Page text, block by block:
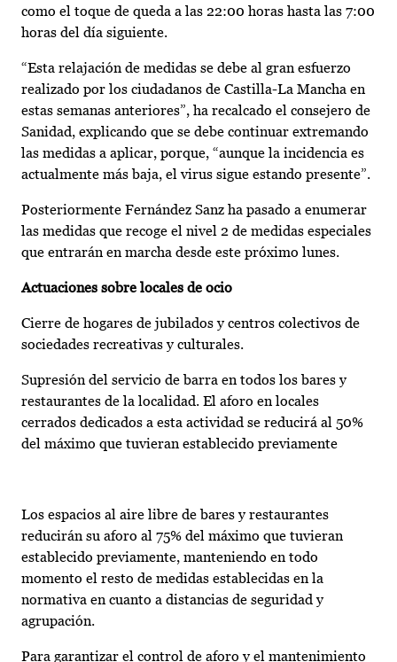
como el toque de queda a las 22:00 horas hasta las 7:00
horas del día siguiente.
“Esta relajación de medidas se debe al gran esfuerzo
realizado por los ciudadanos de Castilla-La Mancha en
estas semanas anteriores”, ha recalcado el consejero de
Sanidad, explicando que se debe continuar extremando
las medidas a aplicar, porque, “aunque la incidencia es
actualmente más baja, el virus sigue estando presente”.
Posteriormente Fernández Sanz ha pasado a enumerar
las medidas que recoge el nivel 2 de medidas especiales
que entrarán en marcha desde este próximo lunes.
Actuaciones sobre locales de ocio
Cierre de hogares de jubilados y centros colectivos de
sociedades recreativas y culturales.
Supresión del servicio de barra en todos los bares y
restaurantes de la localidad. El aforo en locales
cerrados dedicados a esta actividad se reducirá al 50%
del máximo que tuvieran establecido previamente
Los espacios al aire libre de bares y restaurantes
reducirán su aforo al 75% del máximo que tuvieran
establecido previamente, manteniendo en todo
momento el resto de medidas establecidas en la
normativa en cuanto a distancias de seguridad y
agrupación.
Para garantizar el control de aforo y el mantenimiento